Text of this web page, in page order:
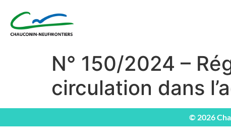
N° 150/2024 –
circulation dans
© 2026